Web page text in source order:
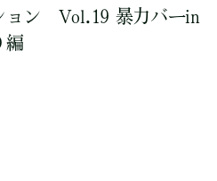
ョン Vol.19 暴力バーin
編